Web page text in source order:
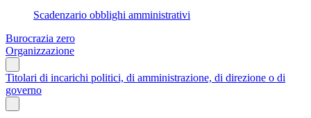
Scadenzario obblighi amministrativi
Burocrazia zero
Organizzazione
Titolari di incarichi politici, di amministrazione, di direzione o di
governo